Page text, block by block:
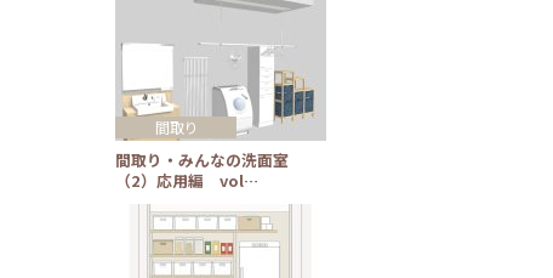
間取り・みんなの洗面室
（2）応用編 vol…
間取り